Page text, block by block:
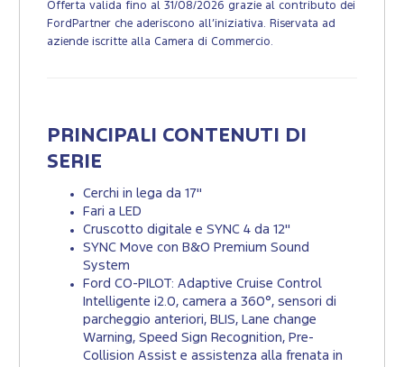
Offerta valida fino al 31/08/2026 grazie al contributo dei
FordPartner che aderiscono all’iniziativa. Riservata ad
aziende iscritte alla Camera di Commercio.
PRINCIPALI CONTENUTI DI
SERIE
Cerchi in lega da 17"
Fari a LED
Cruscotto digitale e SYNC 4 da 12"
SYNC Move con B&O Premium Sound
System
Ford CO-PILOT: Adaptive Cruise Control
Intelligente i2.0, camera a 360°, sensori di
parcheggio anteriori, BLIS, Lane change
Warning, Speed Sign Recognition, Pre-
Collision Assist e assistenza alla frenata in